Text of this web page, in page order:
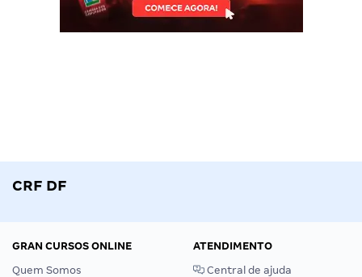
CRF DF
GRAN CURSOS ONLINE
Quem Somos
ATENDIMENTO
Central de ajuda